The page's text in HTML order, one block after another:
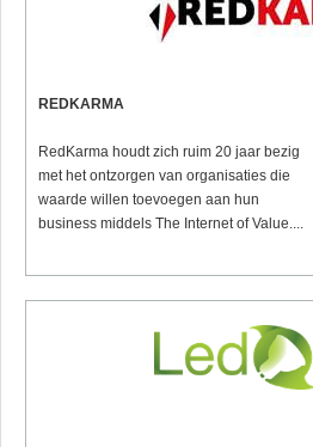
REDKARMA
RedKarma houdt zich ruim 20 jaar bezig
met het ontzorgen van organisaties die
waarde willen toevoegen aan hun
business middels The Internet of Value....